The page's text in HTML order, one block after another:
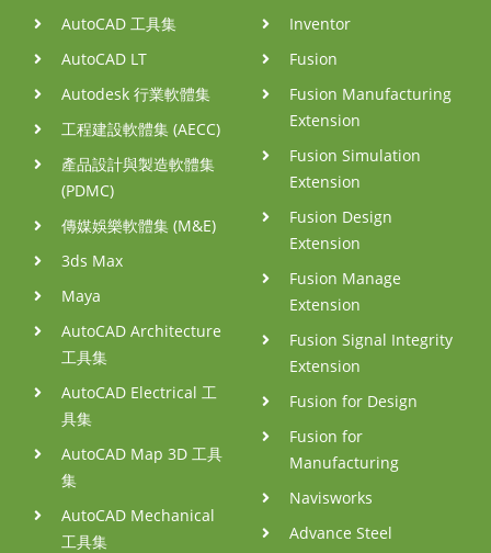
AutoCAD 工具集
AutoCAD LT
Autodesk 行業軟體集
工程建設軟體集 (AECC)
產品設計與製造軟體集
(PDMC)
傳媒娛樂軟體集 (M&E)
3ds Max
Maya
AutoCAD Architecture
工具集
AutoCAD Electrical 工
具集
AutoCAD Map 3D 工具
集
AutoCAD Mechanical
工具集
Inventor
Fusion
Fusion Manufacturing
Extension
Fusion Simulation
Extension
Fusion Design
Extension
Fusion Manage
Extension
Fusion Signal Integrity
Extension
Fusion for Design
Fusion for
Manufacturing
Navisworks
Advance Steel